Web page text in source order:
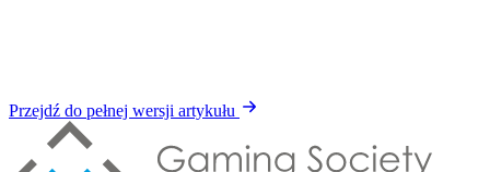
Przejdź do pełnej wersji artykułu